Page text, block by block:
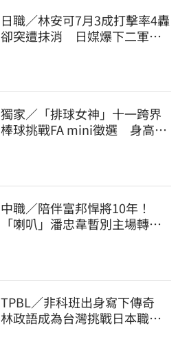
日職／林安可7月3成打擊率4轟
卻突遭抹消 日媒爆下二軍背
獨家／「排球女神」十一跨界
棒球挑戰FA mini徵選 身高
中職／陪伴富邦悍將10年！
「喇叭」潘忠韋暫別主場轉
TPBL／非科班出身寫下傳奇
林政語成為台灣挑戰日本職籃